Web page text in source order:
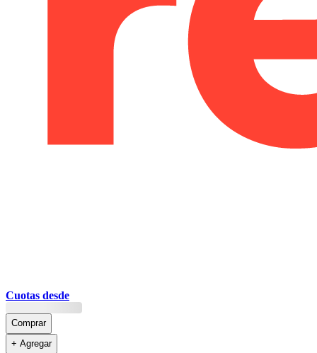
Cuotas desde
Comprar
+ Agregar